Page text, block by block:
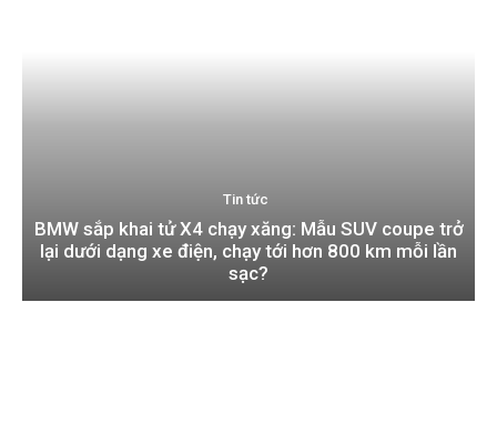
Tin tức
BMW sắp khai tử X4 chạy xăng: Mẫu SUV coupe trở
lại dưới dạng xe điện, chạy tới hơn 800 km mỗi lần
sạc?